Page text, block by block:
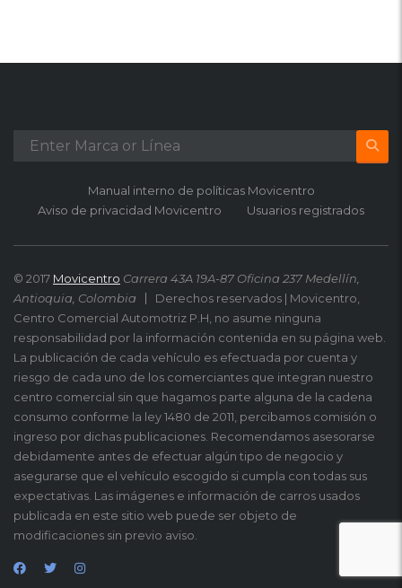
Manual interno de políticas Movicentro
Aviso de privacidad Movicentro
Usuarios registrados
© 2017 Movicentro Carrera 43A 19A-87 Oficina 237 Medellín,
Antioquia, Colombia
Derechos reservados | Movicentro,
Centro Comercial Automotriz P.H, no asume ninguna
responsabilidad por la información contenida en su página web.
La publicación de cada vehículo es efectuada por cuenta y
riesgo de cada uno de los comerciantes que integran nuestro
centro comercial sin que hagamos parte alguna de la cadena
consumo conforme la ley 1480 de 2011, percibamos comisión o
ingreso por dichas publicaciones. Recomendamos asesorarse
debidamente antes de efectuar algún tipo de negocio y
asegurarse que el vehículo escogido si cumpla con todas sus
expectativas. Las imágenes e información de carros usados
publicada en este sitio web puede ser objeto de
modificaciones sin previo aviso.